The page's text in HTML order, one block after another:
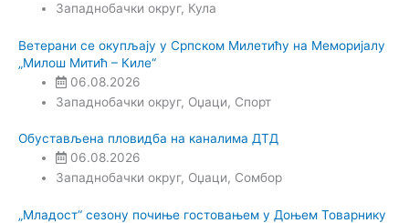
Западнобачки округ, Кула
Ветерани се окупљају у Српском Милетићу на Меморијалу
„Милош Митић – Киле“
06.08.2026
Западнобачки округ, Оџаци, Спорт
Обустављена пловидба на каналима ДТД
06.08.2026
Западнобачки округ, Оџаци, Сомбор
„Младост“ сезону почиње гостовањем у Доњем Товарнику